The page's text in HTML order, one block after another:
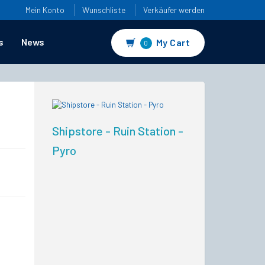
Mein Konto Wunschliste Verkäufer werden
News 0 My Cart
Shipstore - Ruin Station -
Pyro